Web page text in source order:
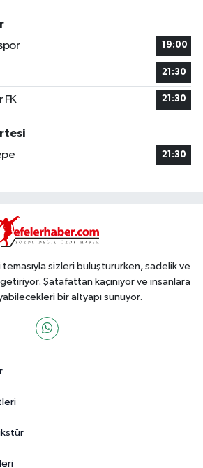
19:00
21:30
FK 21:30
21:30
sizleri buluştururken, sadelik ve
Şatafattan kaçınıyor ve insanlara
bir altyapı sunuyor.